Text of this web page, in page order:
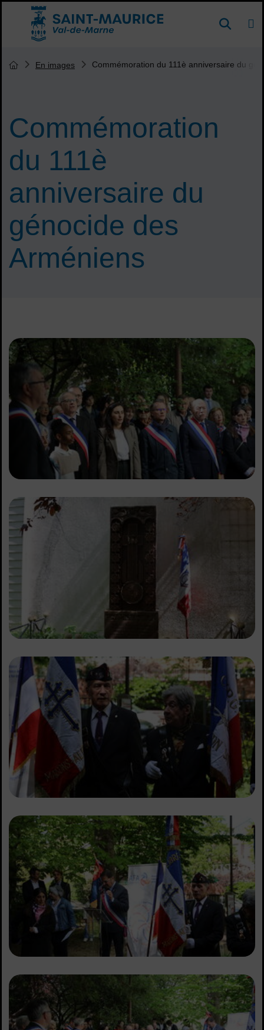
Menu de raccourcis
Accueil ville de Saint-Maurice DE
Commémoration
du 111è
anniversaire du
génocide des
Arméniens
Vous êtes ici :
Page d'accueil du site
En images Commémoration du 111è anniversaire du